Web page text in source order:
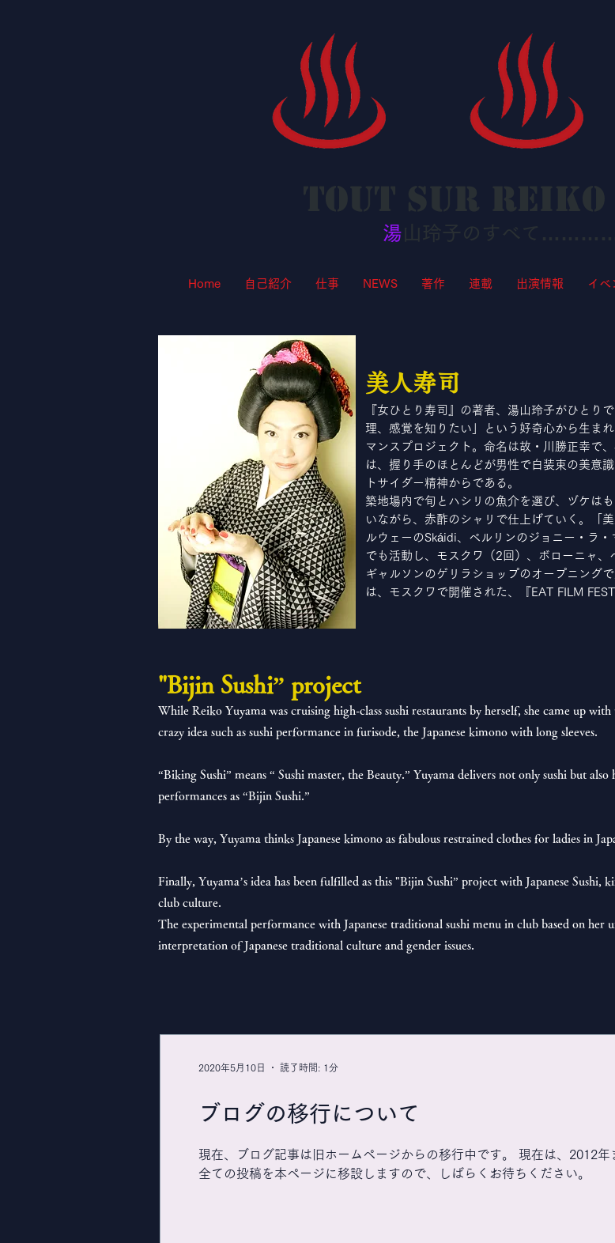
湯
Home 自己紹介 仕事 NEWS 著作 連載 出演情報 イベ
美人寿司
『女ひとり寿司』の著者、湯山玲子がひとり
理、感覚を知りたい」という好奇心から生ま
マンスプロジェクト。命名は故・川勝正幸で
は、握り手のほとんどが男性で白装束の美意
トサイダー精神からである。
築地場内で旬とハシリの魚介を選び、ヅケは
いながら、赤酢のシャリで仕上げていく。「
ルウェーのSkáidi、ベルリンのジョニー・ラ
でも活動し、モスクワ（2回）、ボローニャ
ギャルソンのゲリラショップのオープニング
は、モスクワで開催された、『EAT FILM
"Bijin Sushi” project
While Reiko Yuyama was cruising high-class sushi restaurants by herself, she came up with
crazy idea such as sushi performance in furisode, the Japanese kimono with long sleeves.
“Biking Sushi” means “ Sushi master, the Beauty.” Yuyama delivers not only sushi but also
performances as “Bijin Sushi.”
By the way, Yuyama thinks Japanese kimono as fabulous restrained clothes for ladies in
Finally, Yuyama’s idea has been fulfilled as this "Bijin Sushi” project with Japanese Sushi,
club culture.
The experimental performance with Japanese traditional sushi menu in club based on her
interpretation of Japanese traditional culture and gender issues.
ブログの移行について
現在、ブログ記事は旧ホームページからの移行中です。 現在は、2012
全ての投稿を本ページに移設しますので、しばらくお待ちください。
2020年5月10日 読了時間: 1分